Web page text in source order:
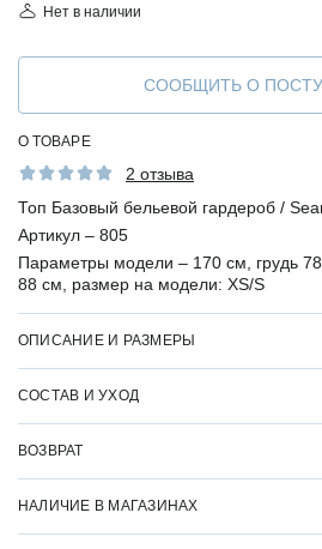
Нет в наличии
СООБЩИТЬ О
О ТОВАРЕ
2 отзыва
Топ Базовый бельевой гардероб /
Артикул – 805
Параметры модели – 170 см, грудь
88 см, размер на модели: XS/S
ОПИСАНИЕ И РАЗМЕРЫ
СОСТАВ И УХОД
ВОЗВРАТ
НАЛИЧИЕ В МАГАЗИНАХ